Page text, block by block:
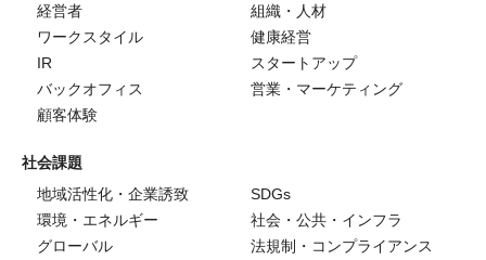
経営者
組織・人材
ワークスタイル
健康経営
IR
スタートアップ
バックオフィス
営業・マーケティング
顧客体験
社会課題
地域活性化・企業誘致
SDGs
環境・エネルギー
社会・公共・インフラ
グローバル
法規制・コンプライアンス